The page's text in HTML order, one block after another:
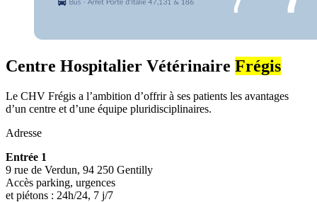
Centre Hospitalier Vétérinaire Frégis
Le CHV Frégis a l’ambition d’offrir à ses patients les avantages
d’un centre et d’une équipe pluridisciplinaires.
Adresse
Entrée 1
9 rue de Verdun, 94 250 Gentilly
Accès parking, urgences
et piétons : 24h/24, 7 j/7